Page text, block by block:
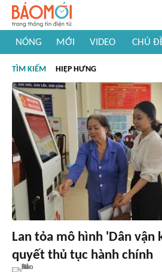
NÓNG MỚI VIDEO CHỦ
#Khám phá thế giới
TÌM KIẾM HIỆP HƯNG
Lan tỏa mô hình 'Dân vận
quyết thủ tục hành chính